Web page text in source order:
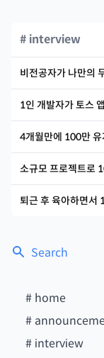
Search
# home
#
# interview
# interview
비전공자가 나만의
1인 개발자가 토스
4개월만에 100만
소규모 프로젝트로
퇴근 후 육아하면서